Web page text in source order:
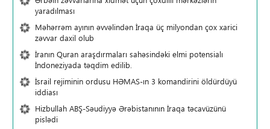
yaradılması
Məhərrəm ayının əvvəlindən İraqa üç milyondan çox xarici
zəvvar daxil olub
İranın Quran araşdırmaları sahəsindəki elmi potensialı
İndoneziyada təqdim edilib.
İsrail rejiminin ordusu HƏMAS-ın 3 komandirini öldürdüyü
iddiası
Hizbullah ABŞ-Səudiyyə Ərəbistanının İraqa təcavüzünü
pislədi